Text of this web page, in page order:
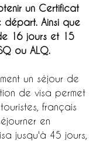
un Certificat
départ. Ainsi que
16 jours et 15
ou ALQ.
un séjour de
de visa permet
français
en
jusqu'à 45 jours,